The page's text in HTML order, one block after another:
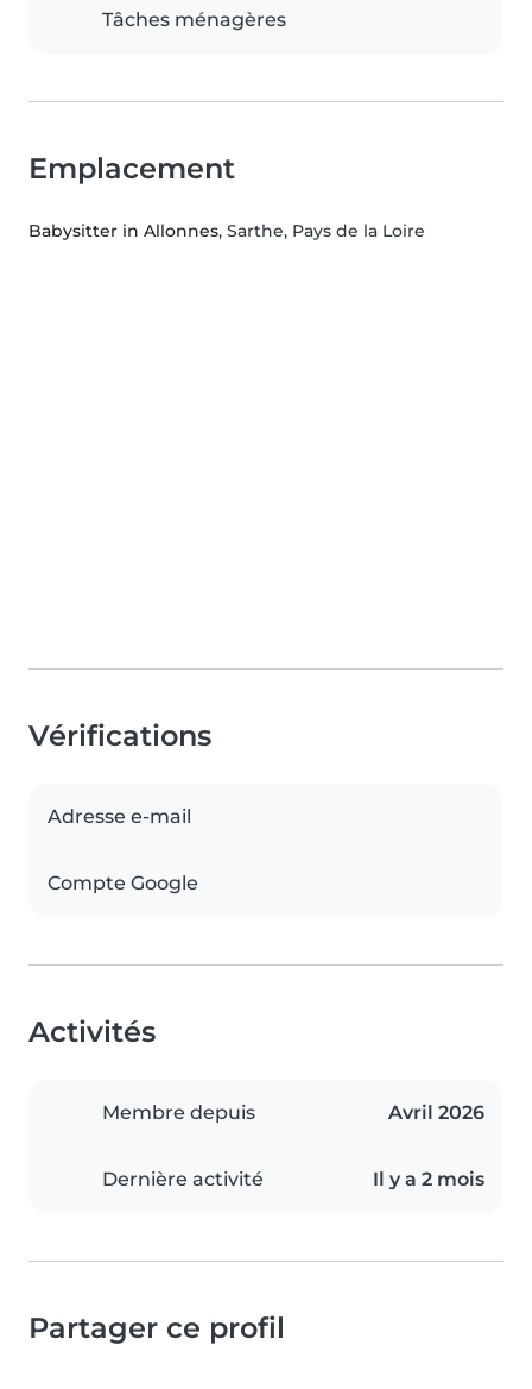
Tâches ménagères
Emplacement
Babysitter in Allonnes, Sarthe, Pays de la Loire
Vérifications
Adresse e-mail
Compte Google
Activités
Membre depuis Avril 2026
Dernière activité Il y a 2 mois
Partager ce profil